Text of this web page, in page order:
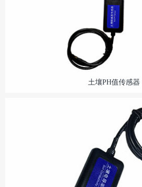
土壤PH值传感器